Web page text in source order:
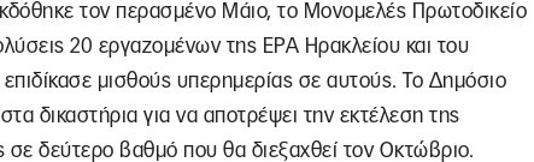
τον περασμένο Μάιο, το Μονομελές Πρωτοδικείο
20 εργαζομένων της ΕΡΑ Ηρακλείου και του
μισθούς υπερημερίας σε αυτούς. Το Δημόσιο
δικαστήρια για να αποτρέψει την εκτέλεση της
σε δεύτερο βαθμό που θα διεξαχθεί τον Οκτώβριο.